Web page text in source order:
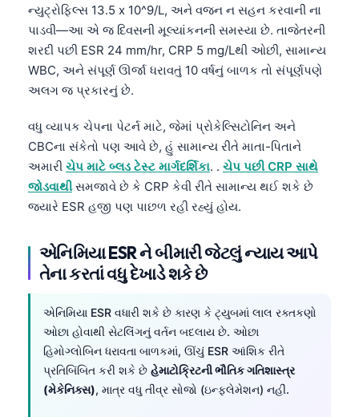
ન્યુટ્રોફિલ્સ 13.5 x 10^9/L, અને વજન ન સહન કરવાની ના
પાડવી—આ એ જ દિવસની મૂલ્યાંકનની સમસ્યા છે. તાજેતરની
શરદી પછી ESR 24 mm/hr, CRP 5 mg/Lથી ઓછી, સામાન્ય
WBC, અને સંપૂર્ણ ઊર્જા ધરાવતું 10 વર્ષનું બાળક તો સંપૂર્ણપણે
અલગ જ પ્રકારનું છે.
વધુ વ્યાપક ચેપના પેટર્ન માટે, જેમાં પ્રોકેલ્સિટોનિન અને
CBCના સંકેતો પણ આવે છે, હું સામાન્ય રીતે માતા-પિતાને
અમારી ચેપ માટે બ્લડ ટેસ્ટ માર્ગદર્શિકા. . ચેપ પછી CRP સાથે
જોડવાથીસમજાવે છે કે CRP કેવી રીતે સામાન્ય થઈ શકે છે
જ્યારે ESR હજી પણ પાછળ રહી રહ્યું હોય.
એનિમિયા ESR ને બીમારી જેટલું ન્યાય આપે
તેના કરતાં વધુ દેખાડે શકે છે
એનિમિયા ESR વધારી શકે છે કારણ કે ટ્યુબમાં લાલ રક્તકણો
ઓછા હોવાથી સેટલિંગનું વર્તન બદલાય છે. ઓછા
હિમોગ્લોબિન ધરાવતા બાળકમાં, ઊંચું ESR આંશિક રીતે
પ્રતિબિંબિત કરી શકે છે હેમાટોક્રિટની ભૌતિક ગતિશાસ્ત્ર
(મેકેનિક્સ), માત્ર વધુ તીવ્ર સોજો (ઇન્ફ્લેમેશન) નહીં.